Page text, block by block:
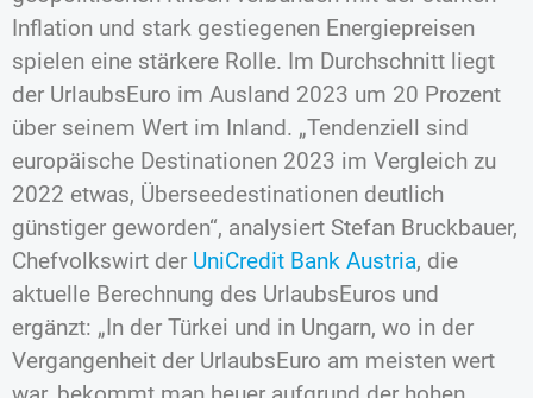
Inflation und stark gestiegenen Energiepreisen
spielen eine stärkere Rolle. Im Durchschnitt liegt
der UrlaubsEuro im Ausland 2023 um 20 Prozent
über seinem Wert im Inland. „Tendenziell sind
europäische Destinationen 2023 im Vergleich zu
2022 etwas, Überseedestinationen deutlich
günstiger geworden“, analysiert Stefan Bruckbauer,
Chefvolkswirt der UniCredit Bank Austria, die
aktuelle Berechnung des UrlaubsEuros und
ergänzt: „In der Türkei und in Ungarn, wo in der
Vergangenheit der UrlaubsEuro am meisten wert